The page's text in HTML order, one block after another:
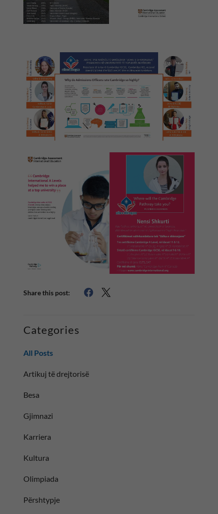
Share this post:
Categories
All Posts
Artikuj të drejtorisë
Besa
Gjimnazi
Karriera
Kultura
Olimpiada
Përshtypje